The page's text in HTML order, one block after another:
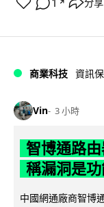
↗
商業科技 資訊
Vin 3 小時
智博通路
稱漏洞是
中國網通廠商智博